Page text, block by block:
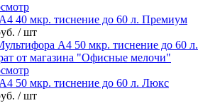
40 мкр. тиснение до 60 л. Премиум
/ шт
50 мкр. тиснение до 60 л. Люкс
/ шт